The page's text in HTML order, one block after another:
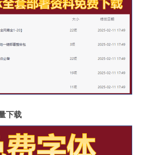
下载